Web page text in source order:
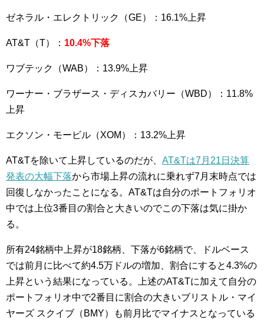
ゼネラル・エレクトリック（GE）：16.1%上昇
AT&T（T）： 10.4%下落
ワブテック（WAB）：13.9%上昇
ワーナー・ブラザース・ディスカバリー（WBD）：11.8%
上昇
エクソン・モービル（XOM）：13.2%上昇
AT&Tを除いて上昇しているのだが、 AT&Tは7月21日決算
発表の大幅下落から市場上昇の流れに乗れず7月末時点では
回復しなかったことになる。AT&Tは自分のポートフォリオ
中では上位3番目の割合と大きいのでこの下落は気に掛か
る。
所有24銘柄中上昇が18銘柄、下落が6銘柄で、ドルベース
では前月に比べて約4.5万ドルの増加、割合にすると4.3%の
上昇という結果になっている。上述のAT&Tに加えて自分の
ポートフォリオ中で2番目に割合の大きいブリストル・マイ
ヤーズ スクイブ（BMY）も前月比でマイナスとなっている